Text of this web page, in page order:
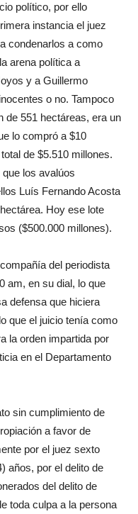
político, por ello
instancia el juez
condenarlos a como
arena política a
y a Guillermo
o no. Tampoco
de 551 hectáreas, era un
lo compró a $10
de $5.510 millones.
los avalúos
Luís Fernando Acosta
Hoy ese lote
($500.000 millones).
del periodista
am, en su dial, lo que
defensa que hiciera
que el juicio tenía como
la orden impartida por
en el Departamento
sin cumplimiento de
a favor de
por el juez sexto
años, por el delito de
del delito de
toda culpa a la persona